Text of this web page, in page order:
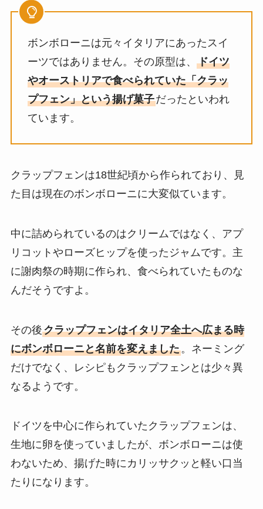
ボンボローニは元々イタリアにあったスイ
ーツではありません。その原型は、 ドイツ
やオーストリアで食べられていた「クラッ
プフェン」という揚げ菓子だったといわれ
ています。
クラップフェンは18世紀頃から作られており、見
た目は現在のボンボローニに大変似ています。
中に詰められているのはクリームではなく、アプ
リコットやローズヒップを使ったジャムです。主
に謝肉祭の時期に作られ、食べられていたものな
んだそうですよ。
その後クラップフェンはイタリア全土へ広まる時
にボンボローニと名前を変えました。ネーミング
だけでなく、レシピもクラップフェンとは少々異
なるようです。
ドイツを中心に作られていたクラップフェンは、
生地に卵を使っていましたが、ボンボローニは使
わないため、揚げた時にカリッサクッと軽い口当
たりになります。